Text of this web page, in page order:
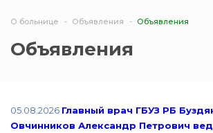
О больнице Объявления Объявления
Объявления
05.08.2026 Главный врач ГБУЗ РБ
Овчинников Александр Петрович